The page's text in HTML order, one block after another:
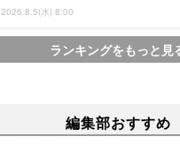
2026.8.5(水) 8:00
ランキングをもっと見
編集部おすすめ